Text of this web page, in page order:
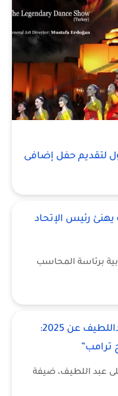
لتقديم حفل إضافى
يهنئ رئيس الإتحاد
برئاسة المحاسب
عاجل – مفاجأة مدوية.. ليلى عبداللطيف عن 2025:
ترامب”
عبد اللطيف، ضيفة